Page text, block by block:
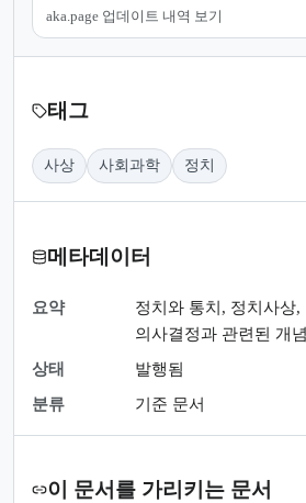
aka.page 업데이트 내역 보기
태그
사상 사회과학 정치
메타데이터
요약
정치와 통치, 정치사상
의사결정과 관련된 개
상태
발행됨
분류
기준 문서
이 문서를 가리키는 문서